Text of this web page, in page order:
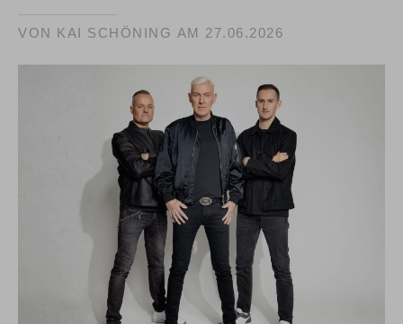
VON KAI SCHÖNING AM 27.06.2026